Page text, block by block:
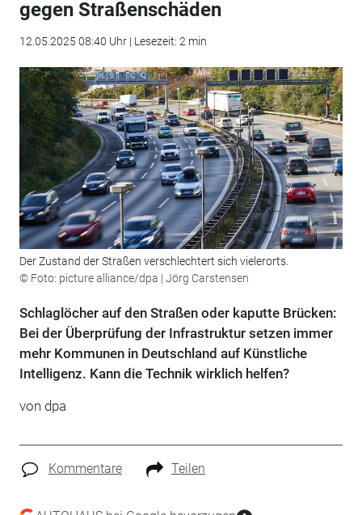
gegen Straßenschäden
12.05.2025 08:40 Uhr | Lesezeit: 2 min
Der Zustand der Straßen verschlechtert sich vielerorts.
© Foto: picture alliance/dpa | Jörg Carstensen
Schlaglöcher auf den Straßen oder kaputte Brücken:
Bei der Überprüfung der Infrastruktur setzen immer
mehr Kommunen in Deutschland auf Künstliche
Intelligenz. Kann die Technik wirklich helfen?
von dpa
Kommentare Teilen